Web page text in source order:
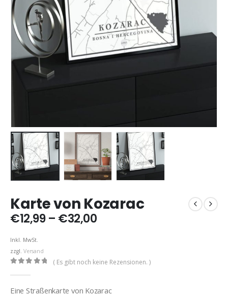
Karte von Kozarac
€12,99 – €32,00Preisspanne:
Inkl. MwSt.
zzgl. Versand
( Es gibt noch keine Rezensionen. )
Eine Straßenkarte von Kozarac